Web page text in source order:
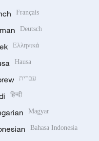
Français
Deutsch
Ελληνικά
Hausa
עברית
हिन्दी
Magyar
Bahasa Indonesia